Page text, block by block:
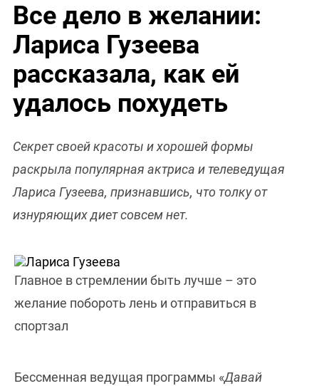
Все дело в желании:
Лариса Гузеева
рассказала, как ей
удалось похудеть
Секрет своей красоты и хорошей формы
раскрыла популярная актриса и телеведущая
Лариса Гузеева, признавшись, что толку от
изнуряющих диет совсем нет.
Главное в стремлении быть лучше – это
желание побороть лень и отправиться в
спортзал
Бессменная ведущая программы «Давай